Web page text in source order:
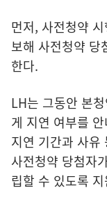
먼저, 사전청약
보해 사전청약 당
한다.
LH는 그동안 본
게 지연 여부를
지연 기간과 사유
사전청약 당첨자
립할 수 있도록